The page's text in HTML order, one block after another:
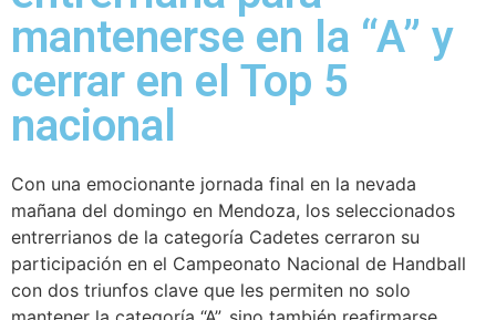
mantenerse en la “A” y
cerrar en el Top 5
nacional
Con una emocionante jornada final en la nevada
mañana del domingo en Mendoza, los seleccionados
entrerrianos de la categoría Cadetes cerraron su
participación en el Campeonato Nacional de Handball
con dos triunfos clave que les permiten no solo